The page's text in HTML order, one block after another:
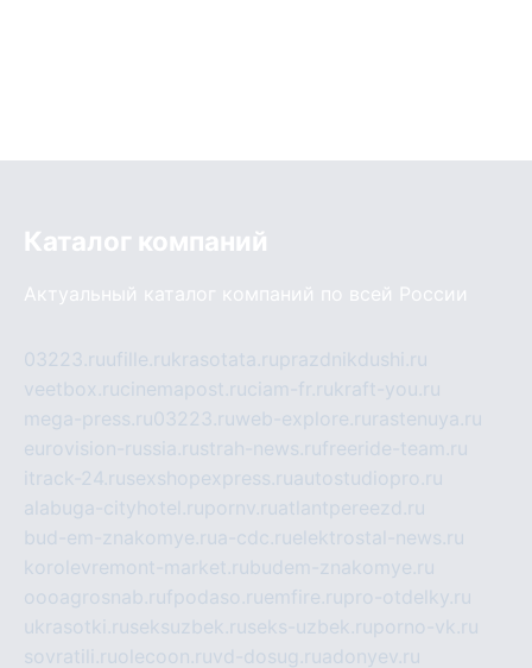
Каталог компаний
Актуальный каталог компаний по всей России
03223.ruufille.rukrasotata.ruprazdnikdushi.ru
veetbox.rucinemapost.ruciam-fr.rukraft-you.ru
mega-press.ru03223.ruweb-explore.ru rastenuya.ru
eurovision-russia.rustrah-news.rufreeride-team.ru
itrack-24.rusexshopexpress.ruautostudiopro.ru
alabuga-cityhotel.rupornv.ruatlantpereezd.ru
bud-em-znakomye.rua-cdc.ruelektrostal-news.ru
korolevremont-market.rubudem-znakomye.ru
oooagrosnab.rufpodaso.ruemfire.rupro-otdelky.ru
ukrasotki.ruseksuzbek.ruseks-uzbek.ruporno-vk.ru
sovratili.ruolecoon.ruvd-dosug.ruadonyev.ru